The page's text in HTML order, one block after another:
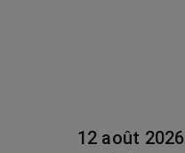
12 août 2026